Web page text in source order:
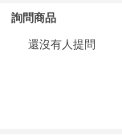
詢問商品
還沒有人提問